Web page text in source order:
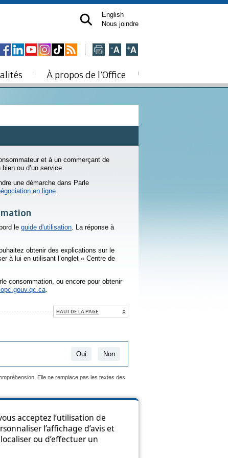
acceptez l’utilisation de
l’affichage d’avis et
ou d’effectuer un
English
Nous joindre
À propos de l’Office
et à un commerçant de
ou d’un service.
une démarche dans Parle
en ligne.
le guide d'utilisation . La réponse à
obtenir des explications sur le
à lui en utilisant l’onglet « Centre de
consommation, ou encore pour obtenir
HAUT DE LA PAGE
Oui Non
Elle ne remplace pas les textes des